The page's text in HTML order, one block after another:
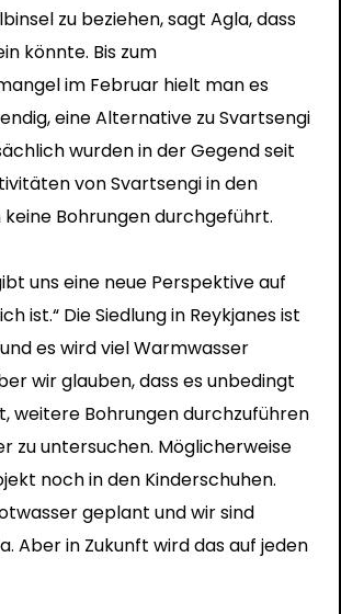
zu beziehen, sagt Agla, dass
könnte. Bis zum
im Februar hielt man es
eine Alternative zu Svartsengi
wurden in der Gegend seit
von Svartsengi in den
keine Bohrungen durchgeführt.
uns eine neue Perspektive auf
ist.“ Die Siedlung in Reykjanes ist
es wird viel Warmwasser
wir glauben, dass es unbedingt
weitere Bohrungen durchzuführen
zu untersuchen. Möglicherweise
noch in den Kinderschuhen.
geplant und wir sind
Aber in Zukunft wird das auf jeden